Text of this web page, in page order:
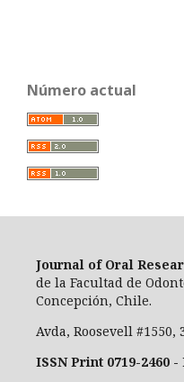
Número actual
Journal of Oral
de la Facultad de
Concepción, Chile.
Avda, Roosevell #1550,
ISSN Print 0719-2460